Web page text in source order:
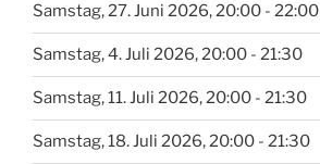
Samstag, 27. Juni 2026, 20:00 - 22:00
Samstag, 4. Juli 2026, 20:00 - 21:30
Samstag, 11. Juli 2026, 20:00 - 21:30
Samstag, 18. Juli 2026, 20:00 - 21:30